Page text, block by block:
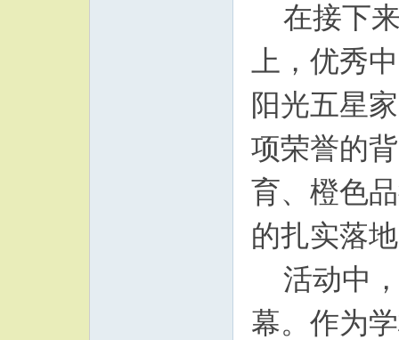
在接下
上，优秀
阳光五星
项荣誉的
育、橙色
的扎实落
活动中
幕。作为